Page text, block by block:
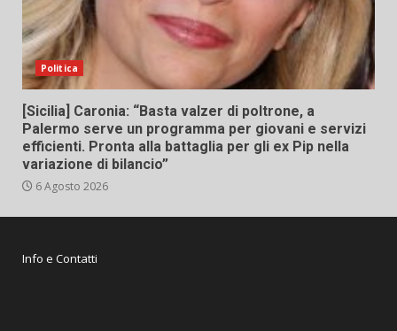
Politica
[Sicilia] Caronia: “Basta valzer di poltrone, a
Palermo serve un programma per giovani e servizi
efficienti. Pronta alla battaglia per gli ex Pip nella
variazione di bilancio”
6 Agosto 2026
Info e Contatti